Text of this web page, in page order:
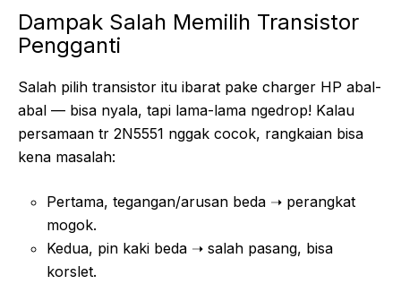
Dampak Salah Memilih Transistor
Pengganti
Salah pilih transistor itu ibarat pake charger HP abal-
abal — bisa nyala, tapi lama-lama ngedrop! Kalau
persamaan tr 2N5551 nggak cocok, rangkaian bisa
kena masalah:
Pertama, tegangan/arusan beda ➝ perangkat
mogok.
Kedua, pin kaki beda ➝ salah pasang, bisa
korslet.